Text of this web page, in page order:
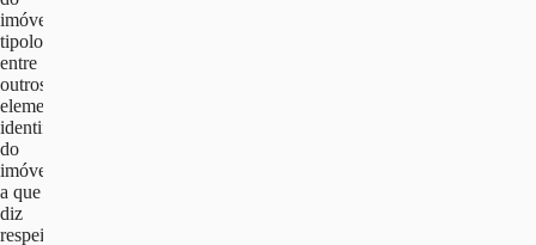
imóvel,
tipologia
entre
outros
elementos
identificativos
do
imóvel
a que
diz
respeito.